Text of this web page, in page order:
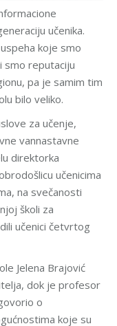
učenika.
koje smo
smo reputaciju
pa je samim tim
bilo veliko.
za učenje,
vannastavne
direktorka
učenicima
na svečanosti
školi za
učenici četvrtog
Jelena Brajović
dok je profesor
o
koje su